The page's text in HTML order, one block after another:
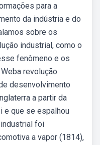
para a
da indústria e do
sobre os
industrial, como o
fenômeno e os
revolução
desenvolvimento
a partir da
e que se espalhou
foi
a vapor (1814),